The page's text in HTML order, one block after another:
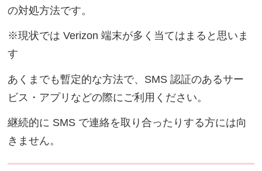
の対処方法です。
※現状では Verizon 端末が多く当てはまると思いま
す
あくまでも暫定的な方法で、SMS 認証のあるサー
ビス・アプリなどの際にご利用ください。
継続的に SMS で連絡を取り合ったりする方には向
きません。